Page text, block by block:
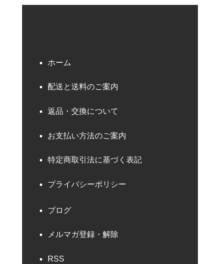
ホーム
配送と送料のご案内
返品・交換について
お支払い方法のご案内
特定商取引法に基づく表記
プライバシーポリシー
ブログ
メルマガ登録・解除
RSS